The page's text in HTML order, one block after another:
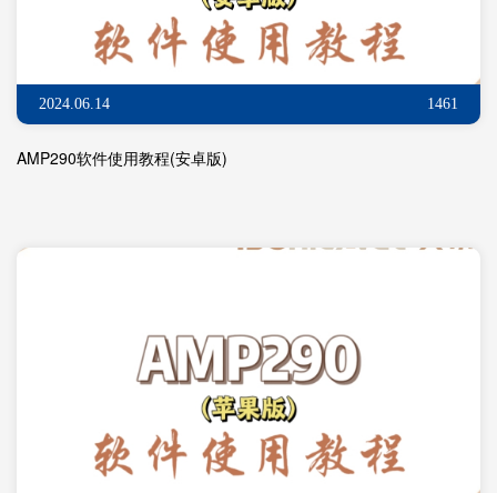
2024.06.14 1461
AMP290软件使用教程(安卓版)